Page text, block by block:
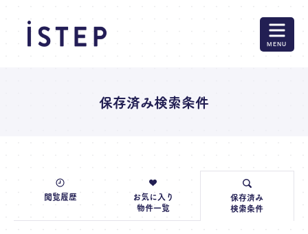
MENU
保存済み検索条件
閲覧履歴
お気に入り
物件一覧
保存済み
検索条件